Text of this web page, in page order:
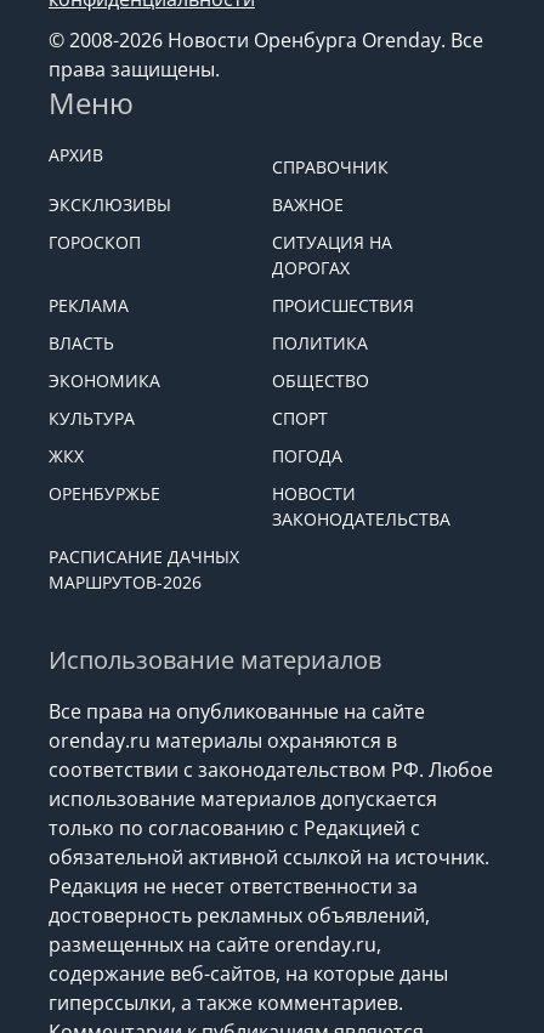
Согласие на обработку
конфиденциальности
© 2008-2026 Новости Оренбурга Orenday. Все
права защищены.
Меню
АРХИВ
СПРАВОЧНИК
ЭКСКЛЮЗИВЫ
ВАЖНОЕ
ДОРОГАХ
РЕКЛАМА
ПРОИСШЕСТВИЯ
ВЛАСТЬ
ПОЛИТИКА
ЭКОНОМИКА
ОБЩЕСТВО
КУЛЬТУРА
СПОРТ
ЖКХ
ПОГОДА
Использование материалов
Все права на опубликованные на сайте
orenday.ru материалы охраняются в
соответствии с законодательством РФ. Любое
использование материалов допускается
только по согласованию с Редакцией с
обязательной активной ссылкой на источник.
Редакция не несет ответственности за
достоверность рекламных объявлений,
размещенных на сайте orenday.ru,
содержание веб-сайтов, на которые даны